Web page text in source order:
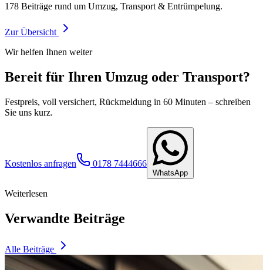
178 Beiträge rund um Umzug, Transport & Entrümpelung.
Zur Übersicht
Wir helfen Ihnen weiter
Bereit für Ihren Umzug oder Transport?
Festpreis, voll versichert, Rückmeldung in 60 Minuten – schreiben
Sie uns kurz.
Kostenlos anfragen 0178 7444666
WhatsApp
Weiterlesen
Verwandte Beiträge
Alle Beiträge